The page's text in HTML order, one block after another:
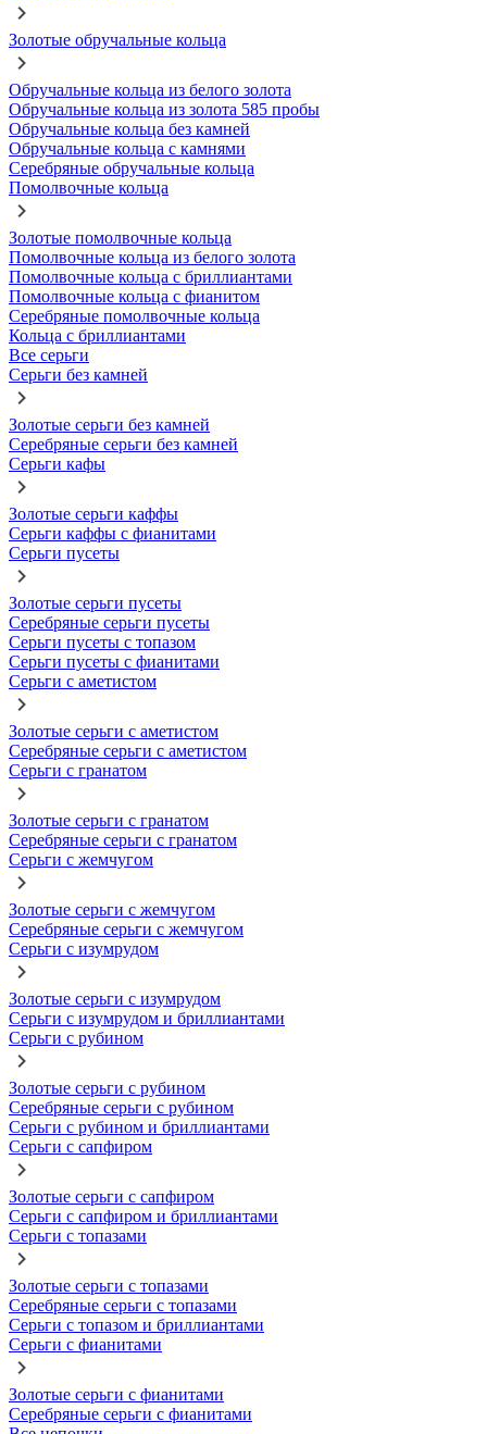
Золотые обручальные кольца
Обручальные кольца из белого золота
Обручальные кольца из золота 585 пробы
Обручальные кольца без камней
Обручальные кольца с камнями
Серебряные обручальные кольца
Помолвочные кольца
Золотые помолвочные кольца
Помолвочные кольца из белого золота
Помолвочные кольца с бриллиантами
Помолвочные кольца с фианитом
Серебряные помолвочные кольца
Кольца с бриллиантами
Все серьги
Серьги без камней
Золотые серьги без камней
Серебряные серьги без камней
Серьги кафы
Золотые серьги каффы
Серьги каффы с фианитами
Серьги пусеты
Золотые серьги пусеты
Серебряные серьги пусеты
Серьги пусеты с топазом
Серьги пусеты с фианитами
Серьги с аметистом
Золотые серьги с аметистом
Серебряные серьги с аметистом
Серьги с гранатом
Золотые серьги с гранатом
Серебряные серьги с гранатом
Серьги с жемчугом
Золотые серьги с жемчугом
Серебряные серьги с жемчугом
Серьги с изумрудом
Золотые серьги с изумрудом
Серьги с изумрудом и бриллиантами
Серьги с рубином
Золотые серьги с рубином
Серебряные серьги с рубином
Серьги с рубином и бриллиантами
Серьги с сапфиром
Золотые серьги с сапфиром
Серьги с сапфиром и бриллиантами
Серьги с топазами
Золотые серьги с топазами
Серебряные серьги с топазами
Серьги с топазом и бриллиантами
Серьги с фианитами
Золотые серьги с фианитами
Серебряные серьги с фианитами